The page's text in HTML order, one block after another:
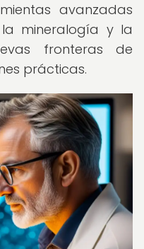
avanzadas
mineralogía y la
fronteras de
prácticas.